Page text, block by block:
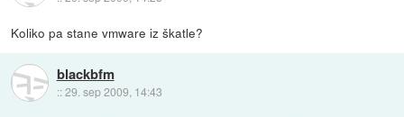
Koliko pa stane vmware iz škatle?
blackbfm
::29. sep 2009, 14:43